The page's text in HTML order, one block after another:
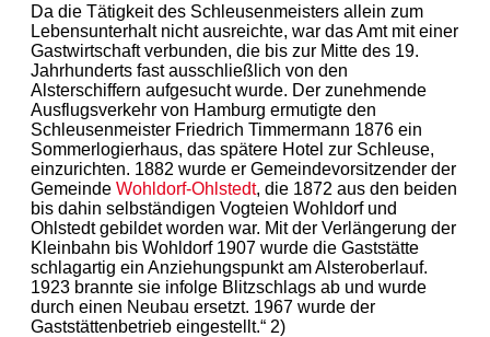
Da die Tätigkeit des Schleusenmeisters allein zum
Lebensunterhalt nicht ausreichte, war das Amt mit einer
Gastwirtschaft verbunden, die bis zur Mitte des 19.
Jahrhunderts fast ausschließlich von den
Alsterschiffern aufgesucht wurde. Der zunehmende
Ausflugsverkehr von Hamburg ermutigte den
Schleusenmeister Friedrich Timmermann 1876 ein
Sommerlogierhaus, das spätere Hotel zur Schleuse,
einzurichten. 1882 wurde er Gemeindevorsitzender der
Gemeinde Wohldorf-Ohlstedt, die 1872 aus den beiden
bis dahin selbständigen Vogteien Wohldorf und
Ohlstedt gebildet worden war. Mit der Verlängerung der
Kleinbahn bis Wohldorf 1907 wurde die Gaststätte
schlagartig ein Anziehungspunkt am Alsteroberlauf.
1923 brannte sie infolge Blitzschlags ab und wurde
durch einen Neubau ersetzt. 1967 wurde der
Gaststättenbetrieb eingestellt.“ 2)